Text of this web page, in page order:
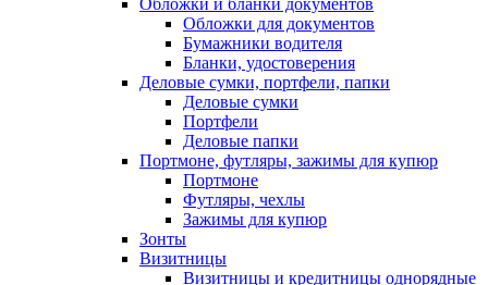
Обложки и бланки документов
Обложки для документов
Бумажники водителя
Бланки, удостоверения
Деловые сумки, портфели, папки
Деловые сумки
Портфели
Деловые папки
Портмоне, футляры, зажимы для купюр
Портмоне
Футляры, чехлы
Зажимы для купюр
Зонты
Визитницы
Визитницы и кредитницы однорядные